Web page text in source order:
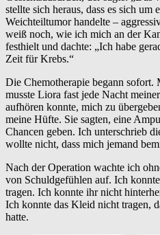
stellte sich heraus, dass es sich um
Weichteiltumor handelte –
weiß noch, wie ich mich an der
festhielt und dachte: „Ich habe
Zeit für Krebs.“
Die Chemotherapie begann
musste Liora fast jede Nacht
aufhören konnte, mich zu
meine Hüfte. Sie sagten, eine
Chancen geben. Ich unterschrieb
wollte nicht, dass mich jemand
Nach der Operation wachte ich
von Schuldgefühlen auf. Ich
tragen. Ich konnte ihr nicht
Ich konnte das Kleid nicht tragen,
hatte.